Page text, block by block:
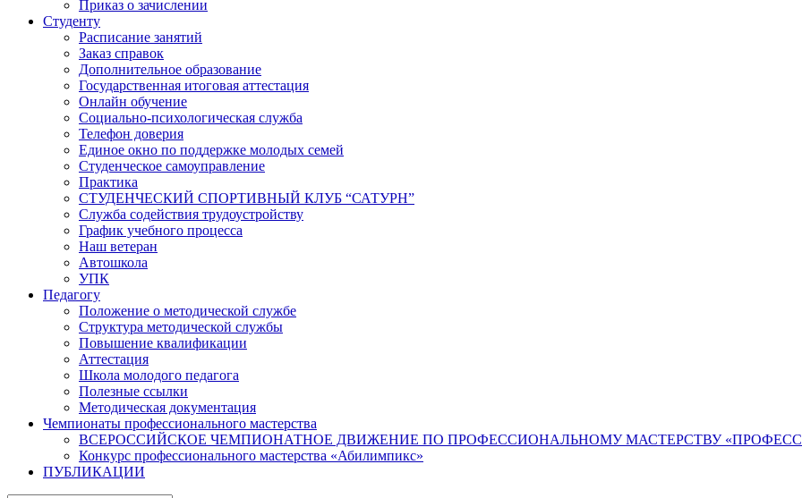
Приказ о зачислении
Студенту
Расписание занятий
Заказ справок
Дополнительное образование
Государственная итоговая аттестация
Онлайн обучение
Социально-психологическая служба
Телефон доверия
Единое окно по поддержке молодых семей
Студенческое самоуправление
Практика
СТУДЕНЧЕСКИЙ СПОРТИВНЫЙ КЛУБ “САТУРН”
Служба содействия трудоустройству
График учебного процесса
Наш ветеран
Автошкола
УПК
Педагогу
Положение о методической службе
Структура методической службы
Повышение квалификации
Аттестация
Школа молодого педагога
Полезные ссылки
Методическая документация
Чемпионаты профессионального мастерства
ВСЕРОССИЙСКОЕ ЧЕМПИОНАТНОЕ ДВИЖЕНИЕ ПО ПРОФЕССИОНАЛЬНОМУ МАСТЕРСТВУ
Конкурс профессионального мастерства «Абилимпикс»
ПУБЛИКАЦИИ